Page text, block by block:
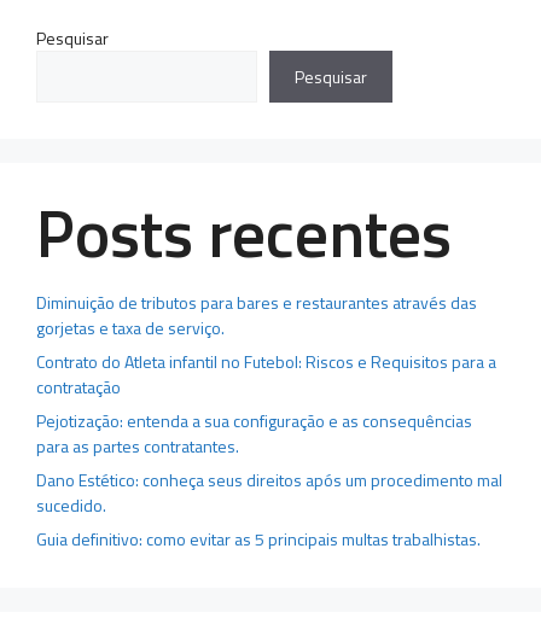
Pesquisar
Pesquisar
Posts recentes
Diminuição de tributos para bares e restaurantes através das
gorjetas e taxa de serviço.
Contrato do Atleta infantil no Futebol: Riscos e Requisitos para a
contratação
Pejotização: entenda a sua configuração e as consequências
para as partes contratantes.
Dano Estético: conheça seus direitos após um procedimento mal
sucedido.
Guia definitivo: como evitar as 5 principais multas trabalhistas.